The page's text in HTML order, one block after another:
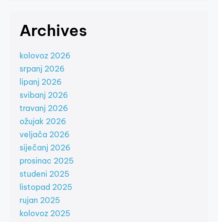
Archives
kolovoz 2026
srpanj 2026
lipanj 2026
svibanj 2026
travanj 2026
ožujak 2026
veljača 2026
siječanj 2026
prosinac 2025
studeni 2025
listopad 2025
rujan 2025
kolovoz 2025